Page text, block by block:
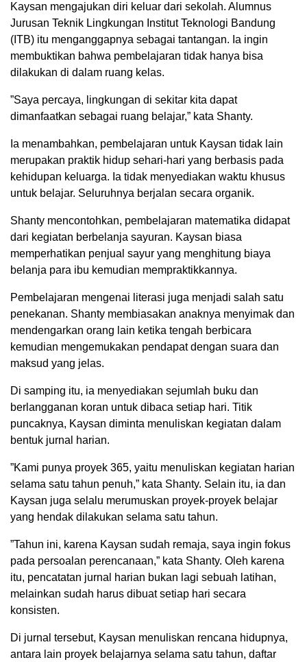
Kaysan mengajukan diri keluar dari sekolah. Alumnus
Jurusan Teknik Lingkungan Institut Teknologi Bandung
(ITB) itu menganggapnya sebagai tantangan. Ia ingin
membuktikan bahwa pembelajaran tidak hanya bisa
dilakukan di dalam ruang kelas.
”Saya percaya, lingkungan di sekitar kita dapat
dimanfaatkan sebagai ruang belajar,” kata Shanty.
Ia menambahkan, pembelajaran untuk Kaysan tidak lain
merupakan praktik hidup sehari-hari yang berbasis pada
kehidupan keluarga. Ia tidak menyediakan waktu khusus
untuk belajar. Seluruhnya berjalan secara organik.
Shanty mencontohkan, pembelajaran matematika didapat
dari kegiatan berbelanja sayuran. Kaysan biasa
memperhatikan penjual sayur yang menghitung biaya
belanja para ibu kemudian mempraktikkannya.
Pembelajaran mengenai literasi juga menjadi salah satu
penekanan. Shanty membiasakan anaknya menyimak dan
mendengarkan orang lain ketika tengah berbicara
kemudian mengemukakan pendapat dengan suara dan
maksud yang jelas.
Di samping itu, ia menyediakan sejumlah buku dan
berlangganan koran untuk dibaca setiap hari. Titik
puncaknya, Kaysan diminta menuliskan kegiatan dalam
bentuk jurnal harian.
”Kami punya proyek 365, yaitu menuliskan kegiatan harian
selama satu tahun penuh,” kata Shanty. Selain itu, ia dan
Kaysan juga selalu merumuskan proyek-proyek belajar
yang hendak dilakukan selama satu tahun.
”Tahun ini, karena Kaysan sudah remaja, saya ingin fokus
pada persoalan perencanaan,” kata Shanty. Oleh karena
itu, pencatatan jurnal harian bukan lagi sebuah latihan,
melainkan sudah harus dibuat setiap hari secara
konsisten.
Di jurnal tersebut, Kaysan menuliskan rencana hidupnya,
antara lain proyek belajarnya selama satu tahun, daftar